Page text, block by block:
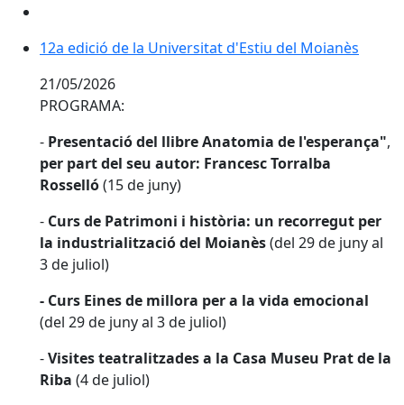
12a edició de la Universitat d'Estiu del Moianès
12a edició de la Universitat d'Estiu del Moianès
21/05/2026
PROGRAMA:
- Presentació del llibre Anatomia de l'esperança",
per part del seu autor: Francesc Torralba
Rosselló(15 de juny)
- Curs de Patrimoni i història: un recorregut per
la industrialització del Moianès(del 29 de juny al
3 de juliol)
- Curs Eines de millora per a la vida emocional
(del 29 de juny al 3 de juliol)
-Visites teatralitzades a la Casa Museu Prat de la
Riba (4 de juliol)